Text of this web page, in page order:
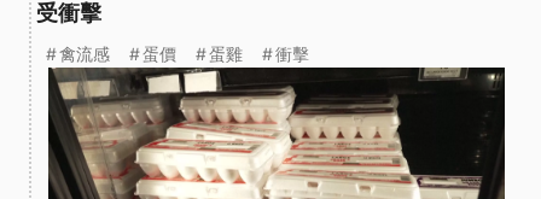
受衝擊
禽流感 蛋價 蛋雞 衝擊